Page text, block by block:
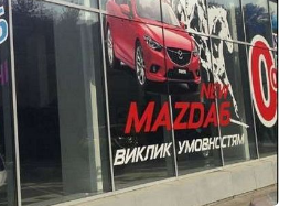
даю согласие на получение
рассылок